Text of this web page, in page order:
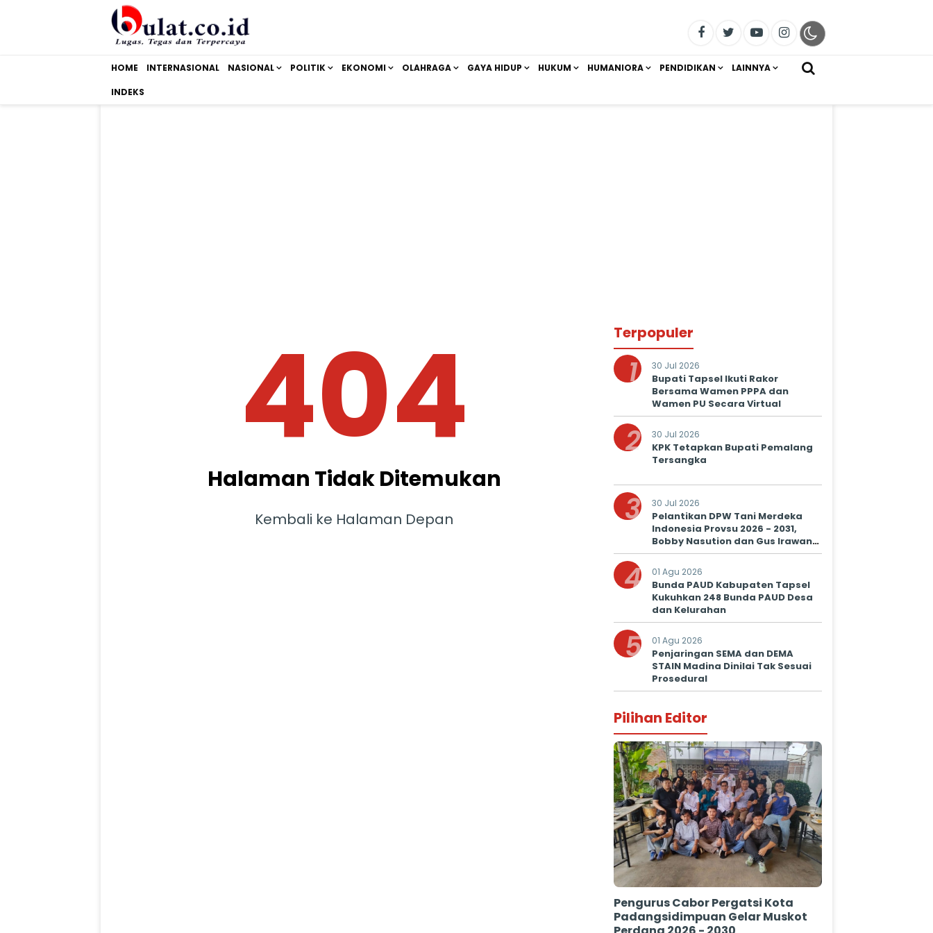
HOME INTERNASIONAL NASIONAL POLITIK EKONOMI OLAHRAGA GAYA HIDUP HUKUM HUMANIORA PENDIDIKAN LAINNYA
INDEKS
404
Halaman Tidak Ditemukan
Kembali ke Halaman Depan
Terpopuler
1 30 Jul 2026
Bupati Tapsel Ikuti Rakor
Bersama Wamen PPPA dan
Wamen PU Secara Virtual
2 30 Jul 2026
KPK Tetapkan Bupati Pemalang
Tersangka
3 30 Jul 2026
Pelantikan DPW Tani Merdeka
Indonesia Provsu 2026 - 2031,
Bobby Nasution dan Gus Irawan
Serukan Kolaborasi Wujudkan
Ketapang dan Kesejahteraan
Petani
4 01 Agu 2026
Bunda PAUD Kabupaten Tapsel
Kukuhkan 248 Bunda PAUD Desa
dan Kelurahan
5 01 Agu 2026
Penjaringan SEMA dan DEMA
STAIN Madina Dinilai Tak Sesuai
Prosedural
Pilihan Editor
Pengurus Cabor Pergatsi Kota
Padangsidimpuan Gelar Muskot